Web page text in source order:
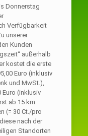
Donnerstag
Verfügbarkeit
unserer
Kunden
außerhalb
kostet die erste
Euro (inklusiv
und MwSt.),
(inklusiv
ab 15 km
(= 30 Ct./pro
nach der
Standorten